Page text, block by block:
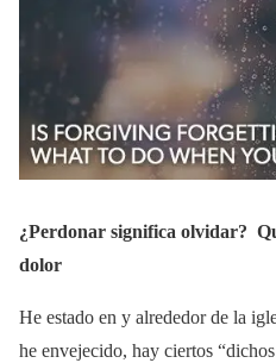
¿Perdonar significa olvidar?
dolor
He estado en y alrededor de la
he envejecido, hay ciertos